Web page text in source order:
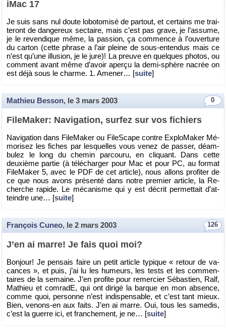
iMac 17
Je suis sans nul doute lo­bo­to­misé de par­tout, et cer­tains me trai­
te­ront de dan­ge­reux sec­taire, mais c’est pas grave, je l’as­sume,
je le re­ven­dique même, la pas­sion, ça com­mence à l’ou­ver­ture
du car­ton (cette phrase a l’air pleine de sous-en­ten­dus mais ce
n’est qu’une illu­sion, je le jure)! La preuve en quelques pho­tos, ou
com­ment avant même d’avoir aperçu la demi-sphère na­crée on
est déjà sous le charme. 1. Ame­ner… [suite]
0
Mathieu Besson, le 3 mars 2003
Fi­le­Ma­ker: Na­vi­ga­tion, sur­fez sur vos fi­chiers
Na­vi­ga­tion dans Fi­le­Ma­ker ou Fi­leS­cape contre Ex­plo­Ma­ker Mé­
mo­ri­sez les fiches par les­quelles vous venez de pas­ser, dé­am­
bu­lez le long du che­min par­couru, en cli­quant. Dans cette
deuxième par­tie (à té­lé­char­ger pour Mac et pour PC, au for­mat
Fi­le­Ma­ker 5, avec le PDF de cet ar­ticle), nous al­lons pro­fi­ter de
ce que nous avons pré­senté dans notre pre­mier ar­ticle, la Re­
cherche ra­pide. Le mé­ca­nisme qui y est dé­crit per­met­tait d’at­
teindre une… [suite]
126
François Cuneo, le 2 mars 2003
J’en ai marre! Je fais quoi moi?
Bon­jour! Je pen­sais faire un petit ar­ticle ty­pique « re­tour de va­
cances », et puis, j’ai lu les hu­meurs, les tests et les com­men­
taires de la se­maine. J’en pro­fite pour re­mer­cier Sé­bas­tien, Ralf,
Ma­thieu et com­radE, qui ont di­rigé la barque en mon ab­sence,
comme quoi, per­sonne n’est in­dis­pen­sable, et c’est tant mieux.
Bien, ve­nons-en aux faits. J’en ai marre. Oui, tous les sa­me­dis,
c’est la guerre ici, et fran­che­ment, je ne… [suite]